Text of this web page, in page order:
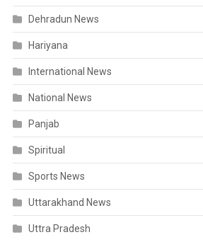
Dehradun News
Hariyana
International News
National News
Panjab
Spiritual
Sports News
Uttarakhand News
Uttra Pradesh